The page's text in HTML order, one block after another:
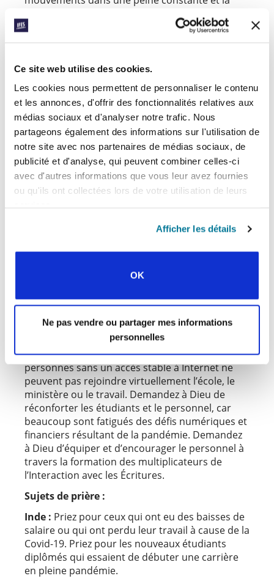
Ce site web utilise des cookies.
Les cookies nous permettent de personnaliser le contenu
et les annonces, d'offrir des fonctionnalités relatives aux
médias sociaux et d'analyser notre trafic. Nous
partageons également des informations sur l'utilisation de
notre site avec nos partenaires de médias sociaux, de
publicité et d'analyse, qui peuvent combiner celles-ci
avec d'autres informations que vous leur avez fournies
ou qu'ils ont collectées lors de votre utilisation de leurs
Afficher les détails
OK
Ne pas vendre ou partager mes informations
personnelles
une augmentation du taux de suicide dans le
professionnelle.
Initiative Logos et Cosmos :Priez pour le travail
fécond des mentors et des catalyseurs, et pour
la sagesse du leadership dans les différentes
équipes de l’initiative. Remerciez Dieu d’avoir
donné au programme un bon départ, avec 84
catalyseurs dans la première cohorte.
Jeudi, 5 août
que l’Afrique anglophone et lusophone (EPSA).
Asie du Sud
Avec de considérables taux de mortalité des
membres du personnel et de diplômés de cette
mois. Merci de prier pour le réconfort et la paix
de Dieu. La région souffre également d’une
grande fracture numérique puisque les
personnes sans un accès stable à Internet ne
peuvent pas rejoindre virtuellement l’école, le
ministère ou le travail. Demandez à Dieu de
réconforter les étudiants et le personnel, car
beaucoup sont fatigués des défis numériques et
financiers résultant de la pandémie. Demandez
à Dieu d’équiper et d’encourager le personnel à
travers la formation des multiplicateurs de
l’Interaction avec les Écritures.
Sujets de prière :
Inde : Priez pour ceux qui ont eu des baisses de
salaire ou qui ont perdu leur travail à cause de la
Covid-19. Priez pour les nouveaux étudiants
diplômés qui essaient de débuter une carrière
en pleine pandémie.